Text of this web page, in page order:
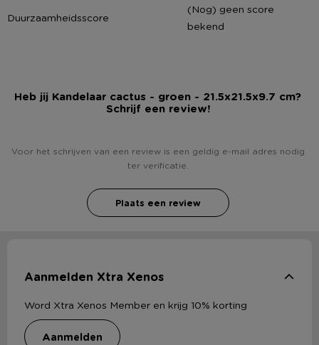
Duurzaamheidsscore
(Nog) geen score
bekend
Heb jij Kandelaar cactus - groen - 21.5x21.5x9.7 cm?
Schrijf een review!
Voor het schrijven van een review is een geldig e-mail adres nodig
ter verificatie.
Plaats een review
Aanmelden Xtra Xenos
Word Xtra Xenos Member en krijg 10% korting
aanmelden